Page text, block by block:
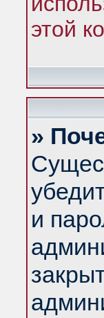
этой
»
и